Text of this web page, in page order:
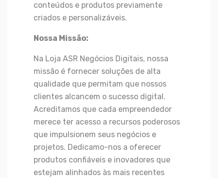
conteúdos e produtos previamente
criados e personalizáveis.
Nossa Missão:
Na Loja ASR Negócios Digitais, nossa
missão é fornecer soluções de alta
qualidade que permitam que nossos
clientes alcancem o sucesso digital.
Acreditamos que cada empreendedor
merece ter acesso a recursos poderosos
que impulsionem seus negócios e
projetos. Dedicamo-nos a oferecer
produtos confiáveis e inovadores que
estejam alinhados às mais recentes